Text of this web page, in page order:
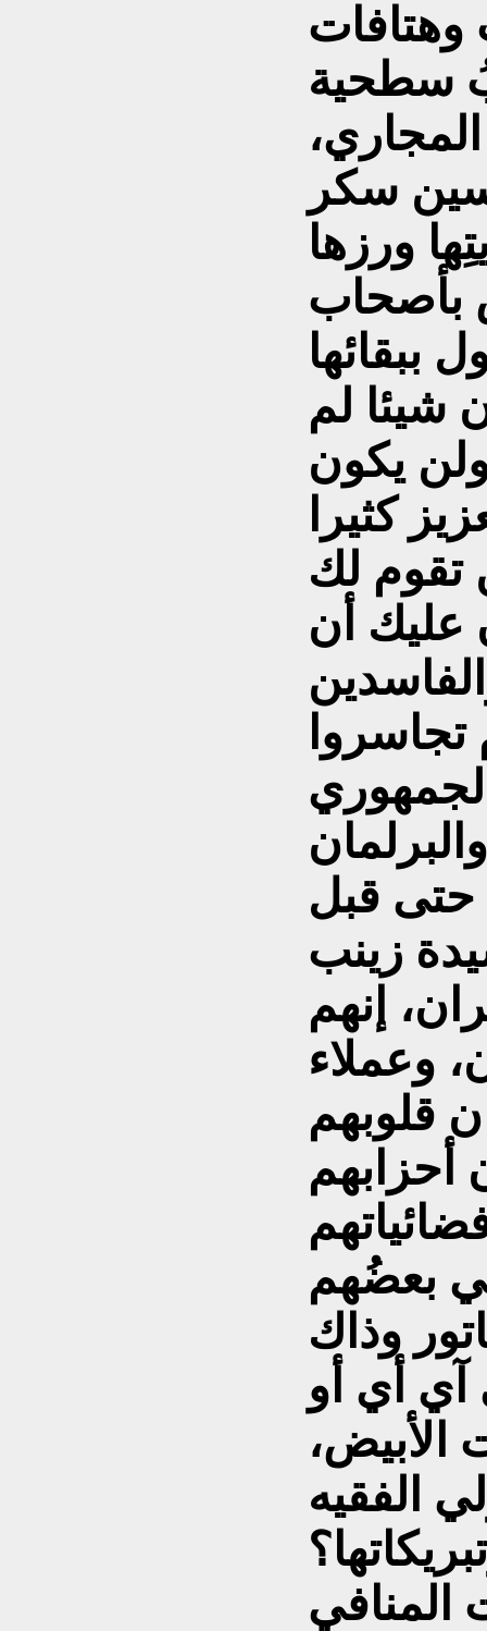
سطحية
سكر
ورزها
بأصحاب
ببقائها
شيئا لم
كثيرا
تقوم لك
عليك أن
حتى قبل
زينب
إنهم
وعملاء
قلوبهم
أحزابهم
بعضُهم
وذاك
آي أي أو
الأبيض،
الفقيه
المنافي